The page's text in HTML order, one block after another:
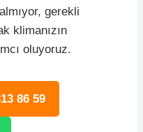
gerekli
klimanızın
oluyoruz.
86 59